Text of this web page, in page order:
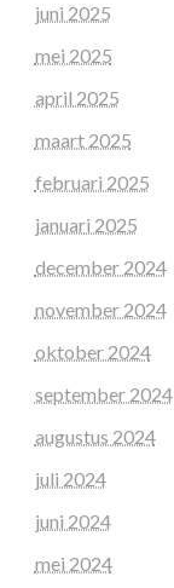
juni 2025
mei 2025
april 2025
maart 2025
februari 2025
januari 2025
december 2024
november 2024
oktober 2024
september 2024
augustus 2024
juli 2024
juni 2024
mei 2024